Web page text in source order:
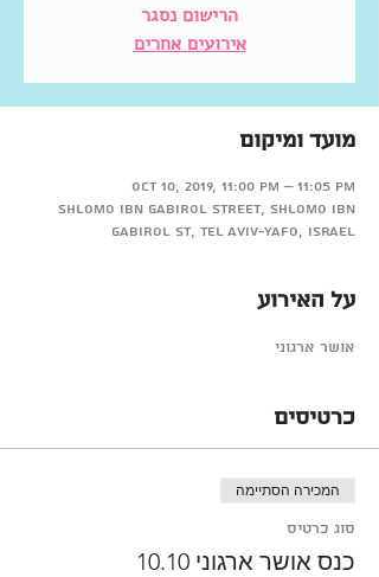
הרישום נסגר
אירועים אחרים
מועד ומיקום
Oct 10, 2019, 11:00 PM – 11:05 PM
Shlomo Ibn Gabirol Street, Shlomo Ibn
Gabirol St, Tel Aviv-Yafo, Israel
על האירוע
אושר ארגוני
כרטיסים
המכירה הסתיימה
סוג כרטיס
כנס אושר ארגוני 10.10